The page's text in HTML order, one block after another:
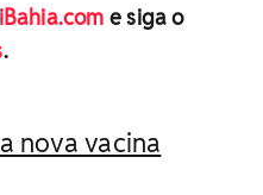
iBahia.com e siga o
.
nova vacina